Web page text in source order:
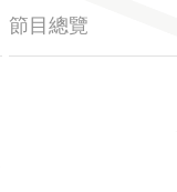
節目總覽